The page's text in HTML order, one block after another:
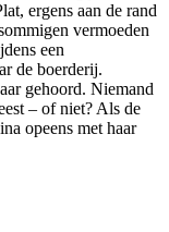
ergens aan de rand
vermoeden
een
de boerderij.
gehoord. Niemand
– of niet? Als de
opeens met haar